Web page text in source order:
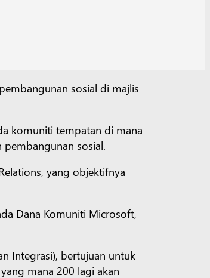
sosial di majlis
komuniti tempatan di mana
sosial.
yang objektifnya
Dana Komuniti Microsoft,
Integrasi), bertujuan untuk
mana 200 lagi akan